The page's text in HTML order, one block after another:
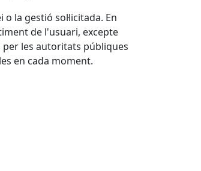
la gestió sol·licitada. En
de l'usuari, excepte
per les autoritats públiques
en cada moment.